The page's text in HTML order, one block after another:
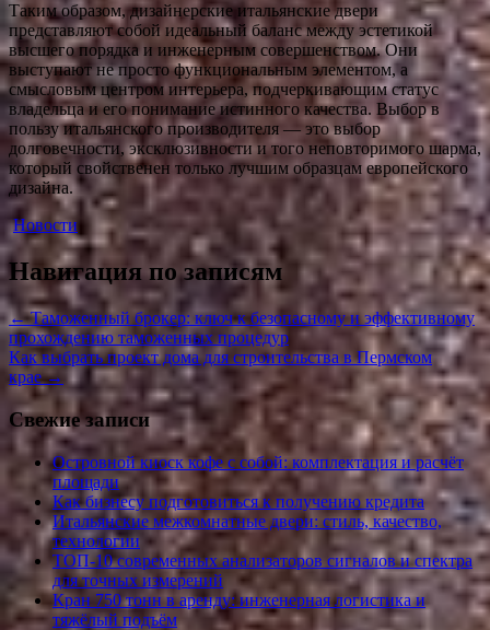
Таким образом, дизайнерские итальянские двери
представляют собой идеальный баланс между эстетикой
высшего порядка и инженерным совершенством. Они
выступают не просто функциональным элементом, а
смысловым центром интерьера, подчеркивающим статус
владельца и его понимание истинного качества. Выбор в
пользу итальянского производителя — это выбор
долговечности, эксклюзивности и того неповторимого шарма,
который свойственен только лучшим образцам европейского
дизайна.
Новости
Навигация по записям
←Таможенный брокер: ключ к безопасному и эффективному
прохождению таможенных процедур
Как выбрать проект дома для строительства в Пермском
крае→
Свежие записи
Островной киоск кофе с собой: комплектация и расчёт
площади
Как бизнесу подготовиться к получению кредита
Итальянские межкомнатные двери: стиль, качество,
технологии
ТОП-10 современных анализаторов сигналов и спектра
для точных измерений
Кран 750 тонн в аренду: инженерная логистика и
тяжёлый подъём